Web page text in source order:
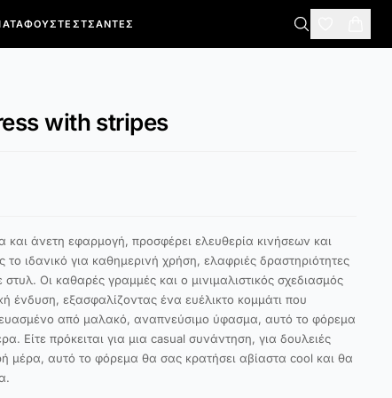
ΦΟΎΣΤΕΣΤΣΆΝΤΕΣ
with stripes
και άνετη εφαρμογή, προσφέρει ελευθερία κινήσεων και
ιδανικό για καθημερινή χρήση, ελαφριές δραστηριότητες
Οι καθαρές γραμμές και ο μινιμαλιστικός σχεδιασμός
ένδυση, εξασφαλίζοντας ένα ευέλικτο κομμάτι που
από μαλακό, αναπνεύσιμο ύφασμα, αυτό το φόρεμα
Είτε πρόκειται για μια casual συνάντηση, για δουλειές
μέρα, αυτό το φόρεμα θα σας κρατήσει αβίαστα cool και θα